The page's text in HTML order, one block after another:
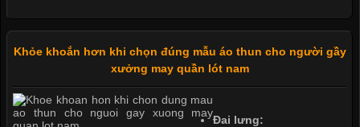
Khỏe khoắn hơn khi chọn đúng mẫu áo thun cho người gầy
xưởng may quần lót nam
Đai lưng: